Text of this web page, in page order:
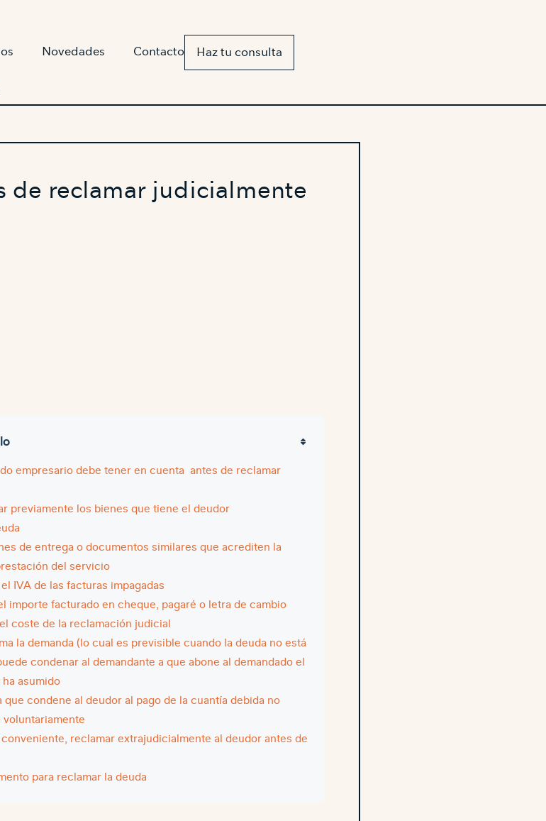
Novedades Contacto Haz tu consulta
de reclamar judicialmente
empresario debe tener en cuenta antes de reclamar
previamente los bienes que tiene el deudor
de entrega o documentos similares que acrediten la
del servicio
IVA de las facturas impagadas
importe facturado en cheque, pagaré o letra de cambio
coste de la reclamación judicial
la demanda (lo cual es previsible cuando la deuda no está
condenar al demandante a que abone al demandado el
asumido
condene al deudor al pago de la cuantía debida no
voluntariamente
reclamar extrajudicialmente al deudor antes de
para reclamar la deuda